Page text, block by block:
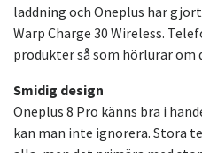
laddning och Oneplus har
Warp Charge 30 Wireless.
produkter så som hörlurar om
Smidig design
Oneplus 8 Pro känns bra i
kan man inte ignorera. Stora